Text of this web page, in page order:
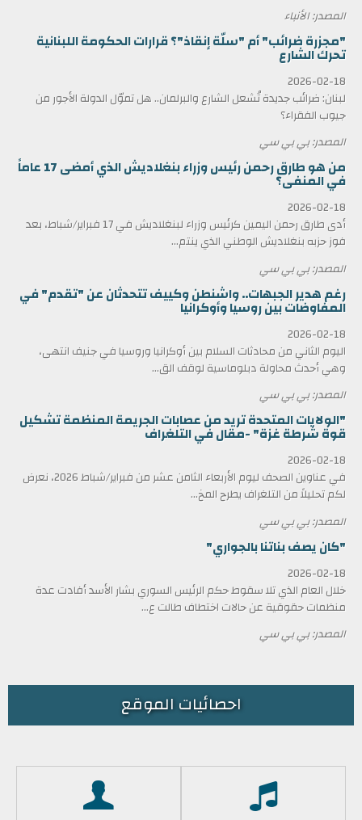
المصدر: الأنباء
"مجزرة ضرائب" أم "سلّة إنقاذ"؟ قرارات الحكومة اللبنانية
تحرك الشارع
2026-02-18
لبنان: ضرائب جديدة تُشعل الشارع والبرلمان.. هل تموّل الدولة الأجور من
جيوب الفقراء؟
المصدر: بي بي سي
من هو طارق رحمن رئيس وزراء بنغلاديش الذي أمضى 17 عاماً
في المنفى؟
2026-02-18
أدى طارق رحمن اليمين كرئيس وزراء لبنغلاديش في 17 فبراير/شباط، بعد
فوز حزبه بنغلاديش الوطني الذي ينتم...
المصدر: بي بي سي
رغم هدير الجبهات.. واشنطن وكييف تتحدثان عن "تقدم" في
المفاوضات بين روسيا وأوكرانيا
2026-02-18
اليوم الثاني من محادثات السلام بين أوكرانيا وروسيا في جنيف انتهى،
وهي أحدث محاولة دبلوماسية لوقف الق...
المصدر: بي بي سي
"الولايات المتحدة تريد من عصابات الجريمة المنظمة تشكيل
قوة شرطة غزة" -مقال في التلغراف
2026-02-18
في عناوين الصحف ليوم الأربعاء الثامن عشر من فبراير/شباط 2026، نعرض
لكم تحليلاً من التلغراف يطرح المخ...
المصدر: بي بي سي
"كان يصف بناتنا بالجواري"
2026-02-18
خلال العام الذي تلا سقوط حكم الرئيس السوري بشار الأسد أفادت عدة
منظمات حقوقية عن حالات اختطاف طالت ع...
المصدر: بي بي سي
احصائيات الموقع